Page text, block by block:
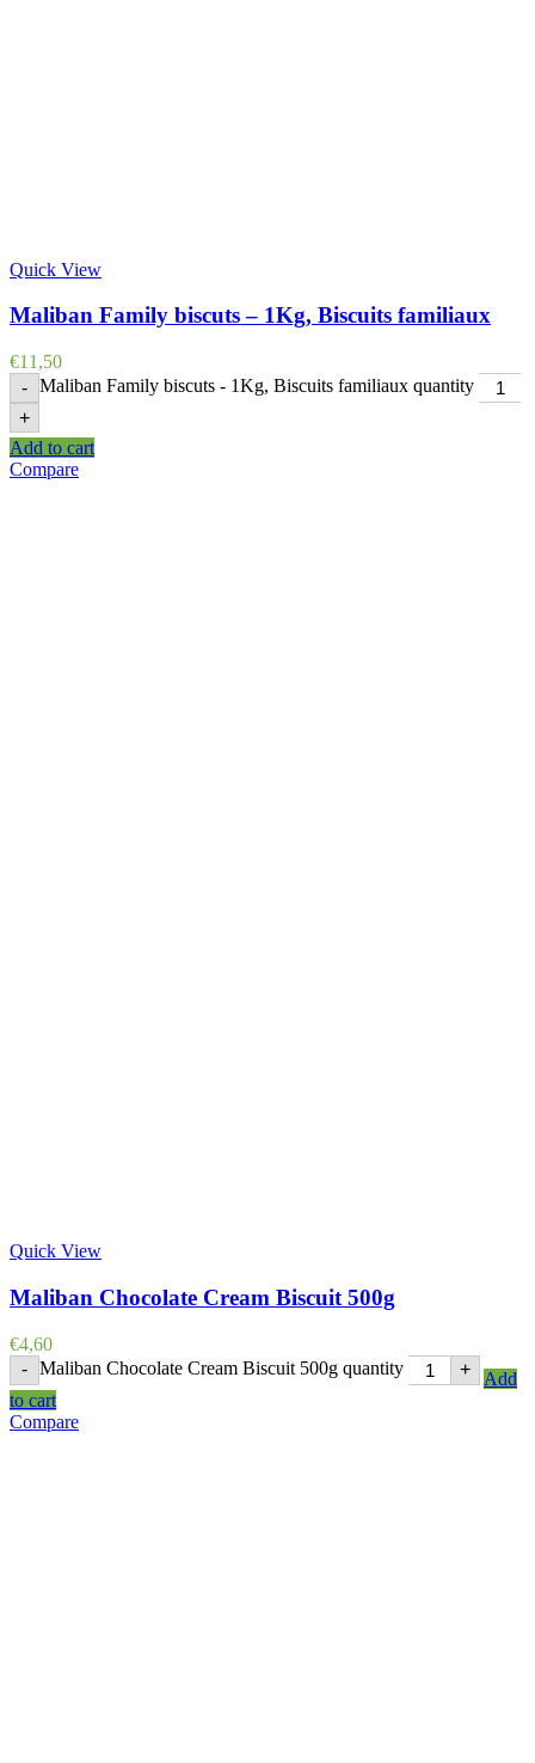
Quick View
Maliban Family biscuts – 1Kg, Biscuits familiaux
€11,50
- Maliban Family biscuts - 1Kg, Biscuits familiaux quantity
+
Add to cart
Compare
Quick View
Maliban Chocolate Cream Biscuit 500g
€4,60
- Maliban Chocolate Cream Biscuit 500g quantity +
Add
to cart
Compare